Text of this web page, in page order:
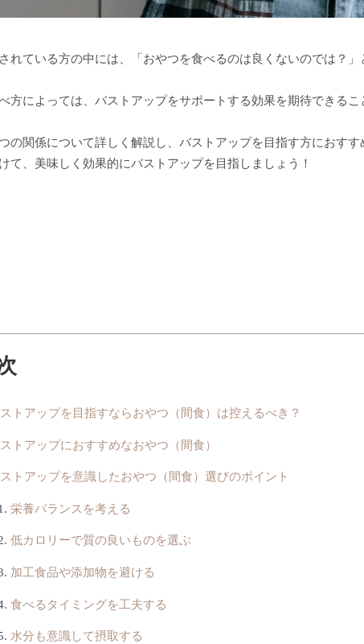
れている方の中には、「おやつを食べるのは良くないのでは？
方によっては、バストアップをサポートする効果を期待できるこ
の関係について詳しく解説し、バストアップを目指す方におす
て、美味しく効果的にバストアップを目指しましょう！
トアップを目指すならおやつ（間食）は控えるべき？
トアップにおすすめなおやつ（間食）
トアップを意識したおやつ（間食）選びのポイント
栄養バランスを考える
低カロリーで質の良いものを選ぶ
加工食品や添加物を避ける
食べるタイミングを工夫する
水分も意識して摂取する